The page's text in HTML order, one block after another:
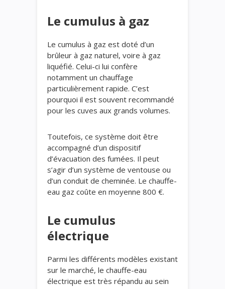
Le cumulus à gaz
Le cumulus à gaz est doté d’un
brûleur à gaz naturel, voire à gaz
liquéfié. Celui-ci lui confère
notamment un chauffage
particulièrement rapide. C’est
pourquoi il est souvent recommandé
pour les cuves aux grands volumes.
Toutefois, ce système doit être
accompagné d’un dispositif
d’évacuation des fumées. Il peut
s’agir d’un système de ventouse ou
d’un conduit de cheminée. Le chauffe-
eau gaz coûte en moyenne 800 €.
Le cumulus
électrique
Parmi les différents modèles existant
sur le marché, le chauffe-eau
électrique est très répandu au sein